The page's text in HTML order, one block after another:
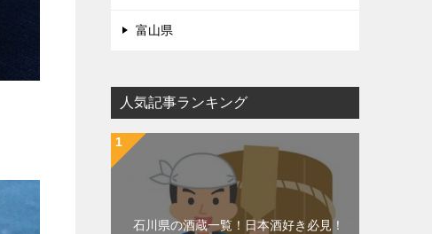
富山県
人気記事ランキング
石川県の酒蔵一覧！日本酒好き必見！